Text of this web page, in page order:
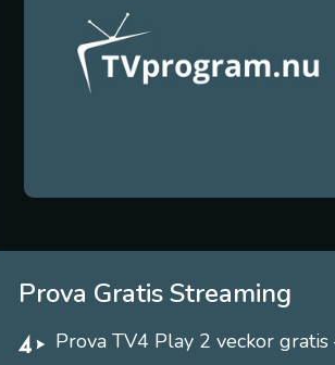
Prova Gratis Streaming
Prova TV4 Play 2 veckor